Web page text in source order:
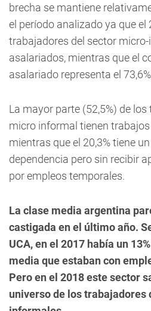
brecha se mantiene
el período analizado ya que el
trabajadores del sector
asalariados, mientras que el
asalariado representa el
La mayor parte (52,5%) de
micro informal tienen
mientras que el 20,3% tiene
dependencia pero sin recibir
por empleos temporales.
La clase media argentina
castigada en el último año.
UCA, en el 2017 había un
media que estaban con
Pero en el 2018 este sector
universo de los trabajadores